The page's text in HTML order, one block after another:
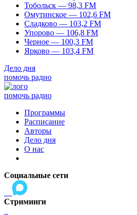
Тобольск — 98,3 FM
Омутинское — 102,6 FM
Сладково — 103,2 FM
Упорово — 106,8 FM
Черное — 100,3 FM
Ярково — 103,4 FM
Дело дня
помочь радио
помочь радио
Программы
Расписание
Авторы
Дело дня
О нас
Социальные сети
Стриминги